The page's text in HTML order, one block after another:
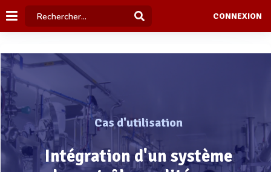
CONNEXION
Cas d'utilisation
Intégration d'un système